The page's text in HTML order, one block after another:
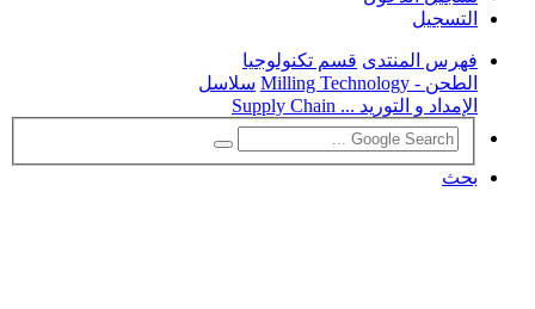
التسجيل
فهرس المنتدى قسم تكنولوجيا
الطحن - Milling Technology
سلاسل
الإمداد و التوريد ... Supply Chain
بحث